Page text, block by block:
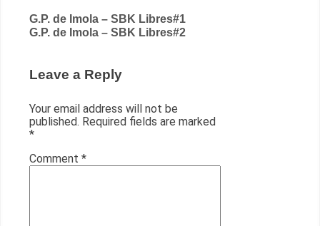
Post
navigation
G.P. de Imola – SBK Libres#1
G.P. de Imola – SBK Libres#2
Leave a Reply
Your email address will not be
published. Required fields are marked
*
Comment *